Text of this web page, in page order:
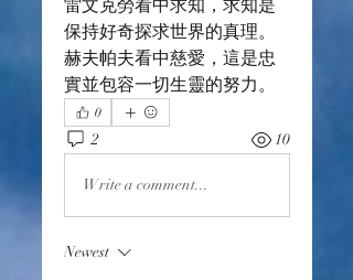
雷文克勞看中求知，求知是
保持好奇探求世界的真理。
赫夫帕夫看中慈愛，這是忠
實並包容一切生靈的努力。
0
2 10
Write a comment...
Newest